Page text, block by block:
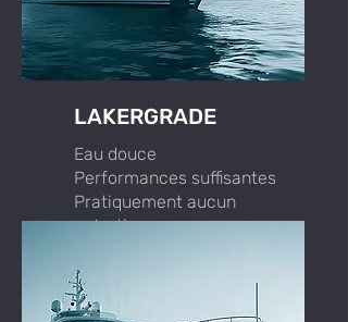
LAKERGRADE
Eau douce
Performances suffisantes
Pratiquement aucun
entretien